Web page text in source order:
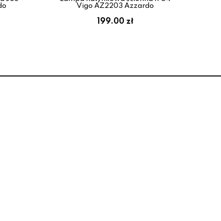
Vigo AZ2203 Azzardo
199.00 zł